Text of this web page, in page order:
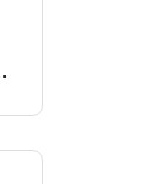
「新規ワークスペース」で作成します。2.ピボットグラフ